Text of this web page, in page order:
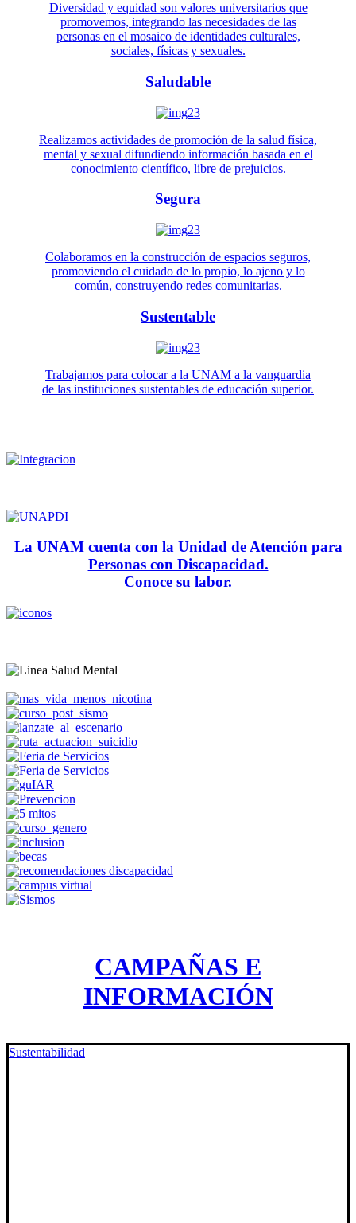
Diversidad y equidad son valores universitarios que
promovemos, integrando las necesidades de las
personas en el mosaico de identidades culturales,
sociales, físicas y sexuales.
Saludable
Realizamos actividades de promoción de la salud física,
mental y sexual difundiendo información basada en el
conocimiento científico, libre de prejuicios.
Segura
Colaboramos en la construcción de espacios seguros,
promoviendo el cuidado de lo propio, lo ajeno y lo
común, construyendo redes comunitarias.
Sustentable
Trabajamos para colocar a la UNAM a la vanguardia
de las instituciones sustentables de educación superior.
La UNAM cuenta con la Unidad de Atención para
Personas con Discapacidad.
Conoce su labor.
CAMPAÑAS E
INFORMACIÓN
Sustentabilidad